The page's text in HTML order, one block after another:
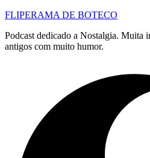
FLIPERAMA DE BOTECO
Podcast dedicado a Nostalgia. Muita
antigos com muito humor.